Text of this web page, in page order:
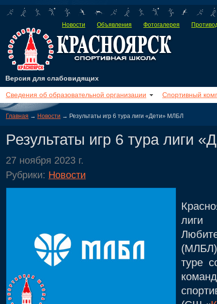
Новости Объявления Фотогалерея
Версия для слабовидящих
Сведения об образовательной организации Спортивный
Главная → Новости → Результаты игр 6 тура лиги «Дети» МЛБЛ
Результаты игр 6 тура лиги
27 ноября 2023 г.
Рубрики: Новости
лиги
туре